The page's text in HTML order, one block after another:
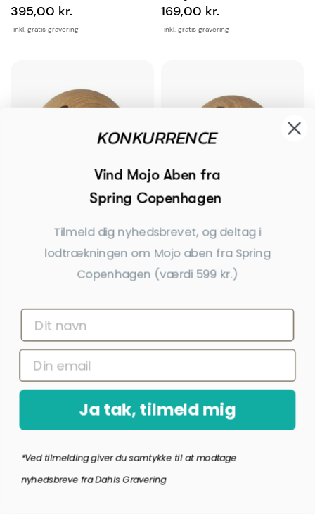
inkl. gratis gravering
395,00 kr.
inkl. gratis gravering
169,00 kr.
Heart Eyes
169,00 kr.
POPULÆR GAVE
KONKURRENCE
Vind Mojo Aben fra
Spring Copenhagen
Tilmeld dig nyhedsbrevet, og deltag i
lodtrækningen om Mojo aben fra Spring
Copenhagen (værdi 599 kr.)
Ja tak, tilmeld mig
*Ved tilmelding giver du samtykke til at modtage
nyhedsbreve fra Dahls Gravering